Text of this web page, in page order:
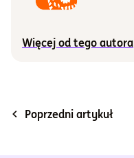
Więcej od tego autora
Poprzedni artykuł